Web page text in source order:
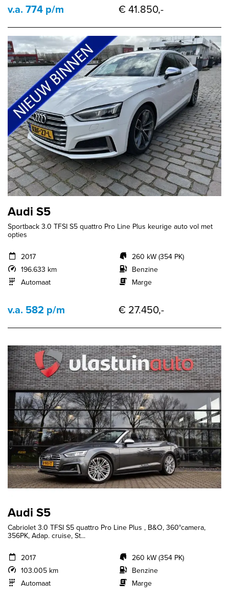
v.a. 774 p/m € 41.850,-
Audi S5
Sportback 3.0 TFSI S5 quattro Pro Line Plus keurige auto vol met
opties
2017
196.633 km
Automaat
260 kW (354 PK)
Benzine
Marge
v.a. 582 p/m € 27.450,-
Audi S5
Cabriolet 3.0 TFSI S5 quattro Pro Line Plus , B&O, 360°camera,
356PK, Adap. cruise, St...
2017
103.005 km
Automaat
260 kW (354 PK)
Benzine
Marge